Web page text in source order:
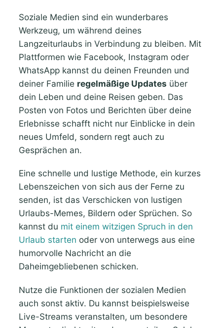
Soziale Medien sind ein wunderbares
Werkzeug, um während deines
Langzeiturlaubs in Verbindung zu bleiben. Mit
Plattformen wie Facebook, Instagram oder
WhatsApp kannst du deinen Freunden und
deiner Familie regelmäßige Updates über
dein Leben und deine Reisen geben. Das
Posten von Fotos und Berichten über deine
Erlebnisse schafft nicht nur Einblicke in dein
neues Umfeld, sondern regt auch zu
Gesprächen an.
Eine schnelle und lustige Methode, ein kurzes
Lebenszeichen von sich aus der Ferne zu
senden, ist das Verschicken von lustigen
Urlaubs-Memes, Bildern oder Sprüchen. So
kannst du mit einem witzigen Spruch in den
Urlaub starten oder von unterwegs aus eine
humorvolle Nachricht an die
Daheimgebliebenen schicken.
Nutze die Funktionen der sozialen Medien
auch sonst aktiv. Du kannst beispielsweise
Live-Streams veranstalten, um besondere